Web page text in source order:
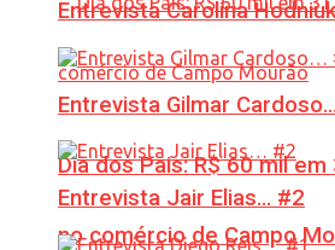
Dia dos Pais: R$ 60 mil
no comércio de Campo
Entrevista Carolina
Entrevista Gilmar
Entrevista Jair Elias… #2